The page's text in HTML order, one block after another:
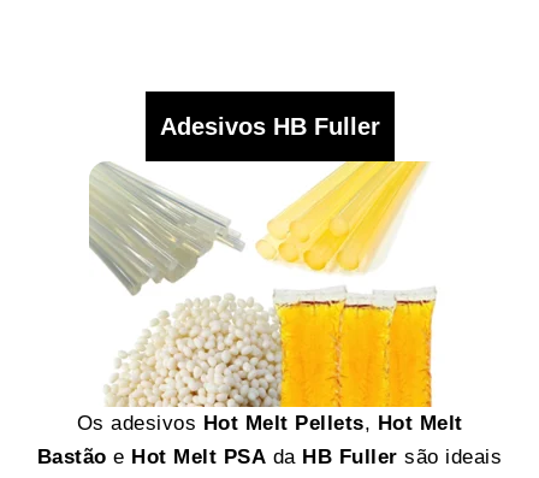
Adesivos HB Fuller
Os adesivos Hot Melt Pellets, Hot Melt
Bastão e Hot Melt PSA da HB Fuller são ideais